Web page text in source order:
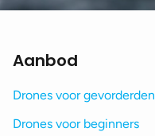
Aanbod
Drones voor gevorderden
Drones voor beginners